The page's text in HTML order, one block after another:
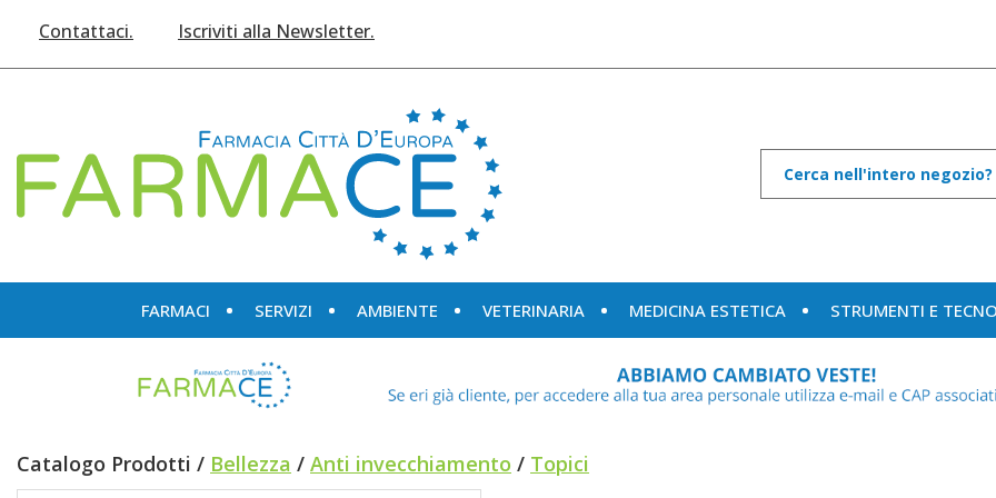
principale
Contattaci. Iscriviti alla Newsletter.
Prodotto
FARMACI SERVIZI AMBIENTE VETERINARIA MEDICINA ESTETICA STRUMENTI E
Catalogo Prodotti / Bellezza / Anti invecchiamento / Topici